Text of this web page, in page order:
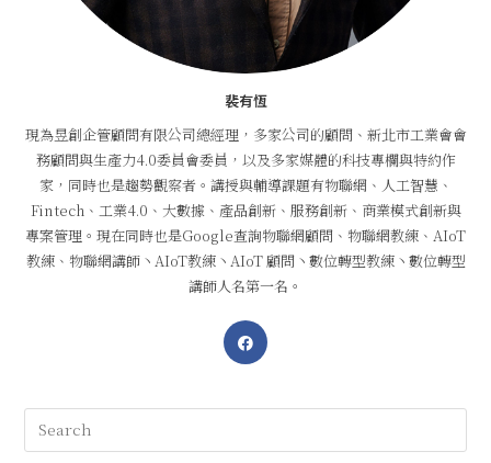
裴有恆
現為昱創企管顧問有限公司總經理，多家公司的顧問、新北市工業會會
務顧問與生產力4.0委員會委員，以及多家媒體的科技專欄與特約作
家，同時也是趨勢觀察者。講授與輔導課題有物聯網、人工智慧、
Fintech、工業4.0、大數據、產品創新、服務創新、商業模式創新與
專案管理。現在同時也是Google查詢物聯網顧問、物聯網教練、AIoT
教練、物聯網講師丶AIoT教練丶AIoT 顧問丶數位轉型教練丶數位轉型
講師人名第一名。